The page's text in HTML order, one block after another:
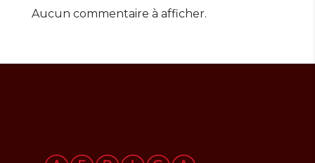
Aucun commentaire à afficher.